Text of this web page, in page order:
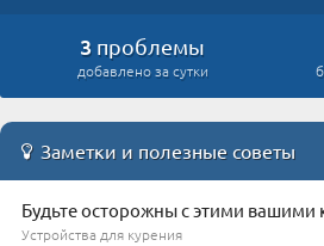
3 проблемы
добавлено за сутки
Заметки и полезные советы
Будьте осторожны с этими вашими
Устройства для курения